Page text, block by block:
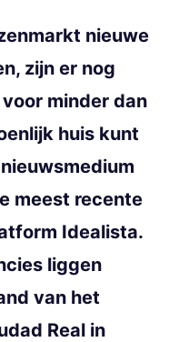
nieuwe
zijn er nog
minder dan
huis kunt
meest recente
Idealista.
liggen
van het
Real in